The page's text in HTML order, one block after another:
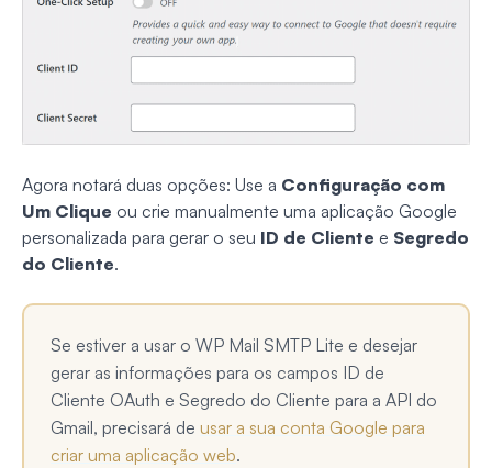
Agora notará duas opções: Use a Configuração com
Um Clique ou crie manualmente uma aplicação Google
personalizada para gerar o seu ID de Cliente e Segredo
do Cliente.
Se estiver a usar o WP Mail SMTP Lite e desejar
gerar as informações para os campos ID de
Cliente OAuth e Segredo do Cliente para a API do
Gmail, precisará de usar a sua conta Google para
criar uma aplicação web.